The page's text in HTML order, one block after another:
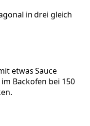
in drei gleich
etwas Sauce
Backofen bei 150